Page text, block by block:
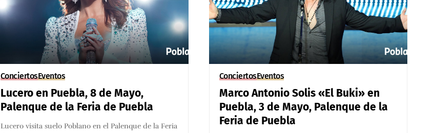
ConciertosEventos
Lucero en Puebla, 8 de Mayo,
Palenque de la Feria de Puebla
Lucero visita suelo Poblano en el Palenque de la Feria
ConciertosEventos
Marco Antonio Solis «El Buki» en
Puebla, 3 de Mayo, Palenque de la
Feria de Puebla